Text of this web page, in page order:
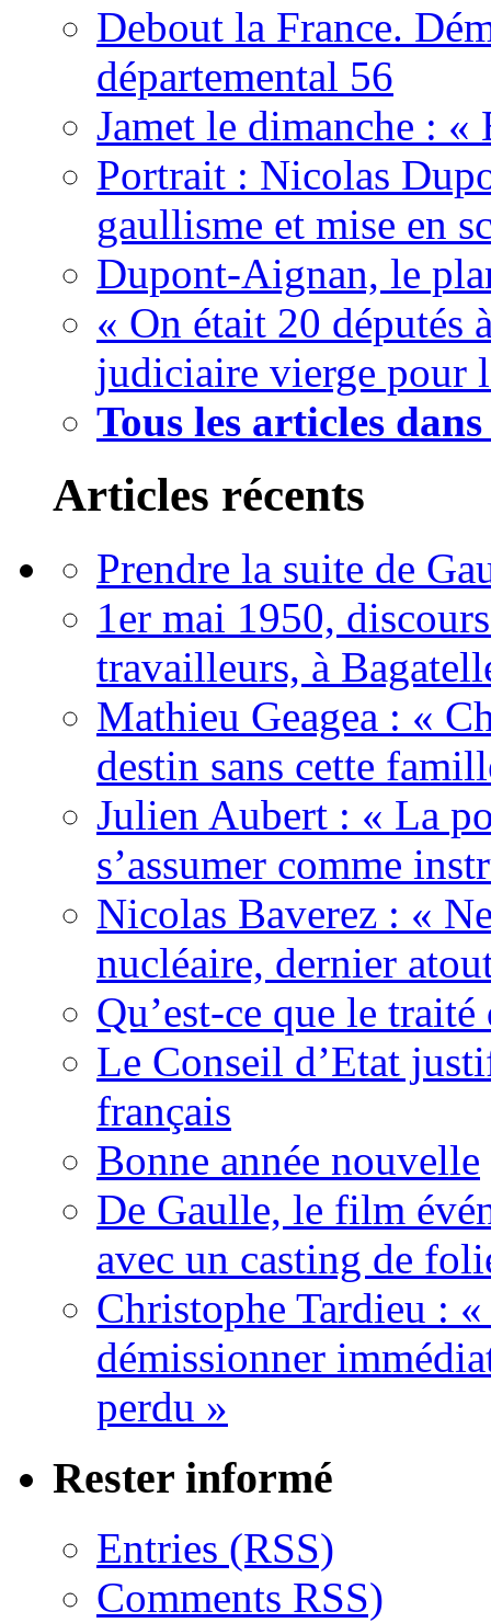
Debout la France.
départemental 56
Jamet le dimanche : «
Portrait : Nicolas
gaullisme et mise en
Dupont-Aignan, le
« On était 20 députés
judiciaire vierge pour
Tous les articles
Articles récents
Prendre la suite de
1er mai 1950,
travailleurs, à
Mathieu Geagea : «
destin sans cette
Julien Aubert : « La
s’assumer comme
Nicolas Baverez : «
nucléaire, dernier
Qu’est-ce que le traité
Le Conseil d’Etat
français
Bonne année nouvelle
De Gaulle, le film
avec un casting de
Christophe Tardieu : «
démissionner
perdu »
Rester informé
Entries (RSS)
Comments RSS)